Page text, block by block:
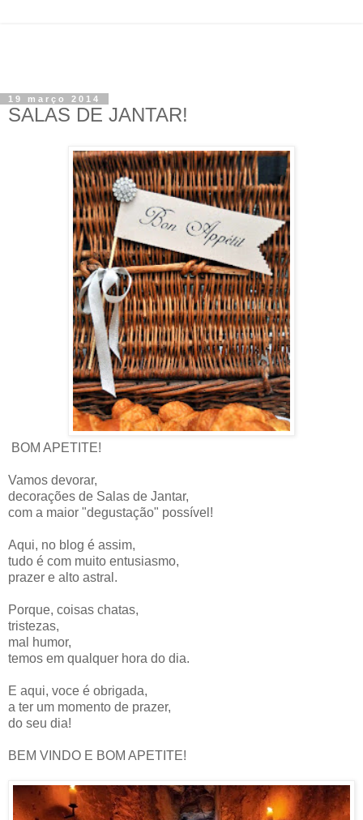
19 março 2014
SALAS DE JANTAR!
BOM APETITE!
Vamos devorar,
decorações de Salas de Jantar,
com a maior "degustação" possível!
Aqui, no blog é assim,
tudo é com muito entusiasmo,
prazer e alto astral.
Porque, coisas chatas,
tristezas,
mal humor,
temos em qualquer hora do dia.
E aqui, voce é obrigada,
a ter um momento de prazer,
do seu dia!
BEM VINDO E BOM APETITE!